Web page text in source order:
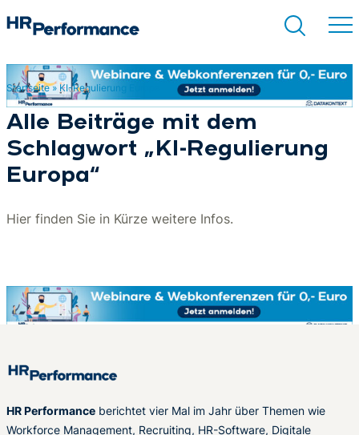
Suchen
Startseite» KI-Regulierung Europa
Alle Beiträge mit dem
Schlagwort „KI-Regulierung
Europa“
Hier finden Sie in Kürze weitere Infos.
HR Performance berichtet vier Mal im Jahr über Themen wie
Workforce Management, Recruiting, HR-Software, Digitale